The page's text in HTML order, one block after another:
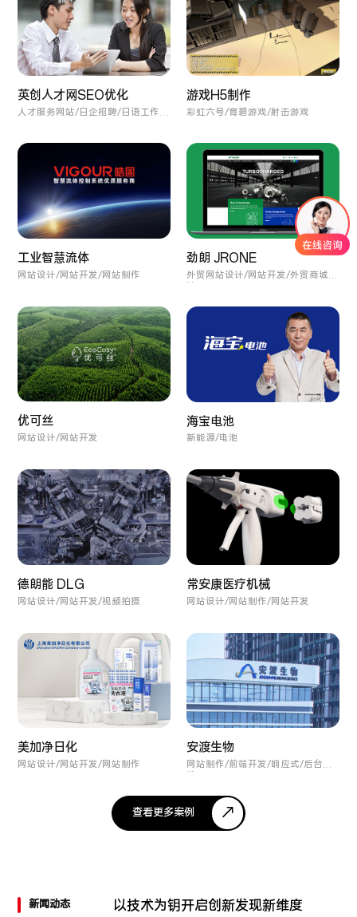
英创人才网SEO优化
人才服务网站/日企招聘/日语工作求
游戏H5制作
彩虹六号/育碧游戏/射击游戏
工业智慧流体
网站设计/网站开发/网站制作
劲朗 JRONE
外贸网站设计/网站开发/外贸商城设
优可丝
网站设计/网站开发
海宝电池
新能源/电池
德朗能 DLG
网站设计/网站开发/视频拍摄
常安康医疗机械
网站设计/网站制作/网站开发
美加净日化
网站设计/网站开发/网站制作
安渡生物
网站制作/前端开发/响应式/后台开
查看更多案例
新闻动态 以技术为钥开启创新发现新维度